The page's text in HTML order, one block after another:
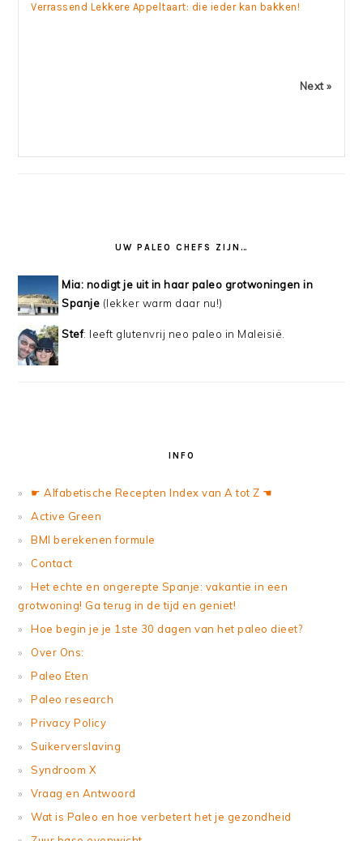
Verrassend Lekkere Appeltaart: die ieder kan bakken!
Next »
UW PALEO CHEFS ZIJN…
Mia: nodigt je uit in haar paleo grotwoningen in
Spanje (lekker warm daar nu!)
Stef: leeft glutenvrij neo paleo in Maleisië.
INFO
☛ Alfabetische Recepten Index van A tot Z ☚
Active Green
BMI berekenen formule
Contact
Het echte en ongerepte Spanje: vakantie in een
grotwoning! Ga terug in de tijd en geniet!
Hoe begin je je 1ste 30 dagen van het paleo dieet?
Over Ons:
Paleo Eten
Paleo research
Privacy Policy
Suikerverslaving
Syndroom X
Vraag en Antwoord
Wat is Paleo en hoe verbetert het je gezondheid